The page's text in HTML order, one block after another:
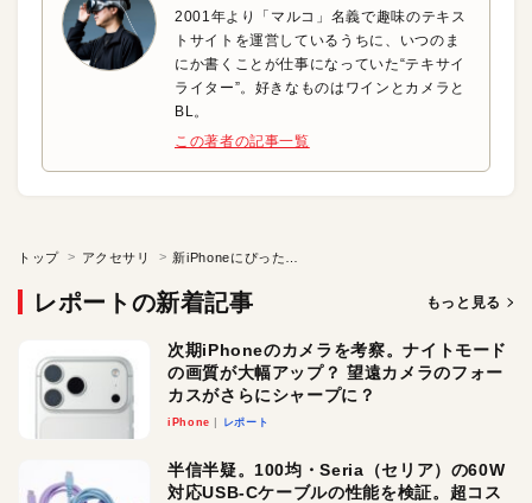
2001年より「マルコ」名義で趣味のテキス
トサイトを運営しているうちに、いつのま
にか書くことが仕事になっていた“テキサイ
ライター”。好きなものはワインとカメラと
BL。
この著者の記事一覧
トップ アクセサリ
レポートの新着記事 もっと見る
次期iPhoneのカメラを考察。ナイトモード
の画質が大幅アップ？ 望遠カメラのフォー
カスがさらにシャープに？
iPhone レポート
半信半疑。100均・Seria（セリア）の60W
対応USB-Cケーブルの性能を検証。超コス